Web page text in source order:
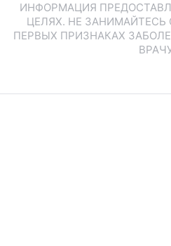
ИНФОРМАЦИЯ
ЦЕЛЯХ. НЕ
ПЕРВЫХ ПРИЗНАКАХ